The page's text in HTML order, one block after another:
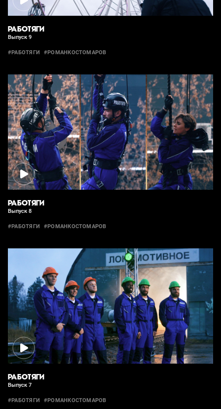
РАБОТЯГИ
Выпуск 9
#РАБОТЯГИ #РОМАНКОСТОМАРОВ
РАБОТЯГИ
Выпуск 8
#РАБОТЯГИ #РОМАНКОСТОМАРОВ
РАБОТЯГИ
Выпуск 7
#РАБОТЯГИ #РОМАНКОСТОМАРОВ